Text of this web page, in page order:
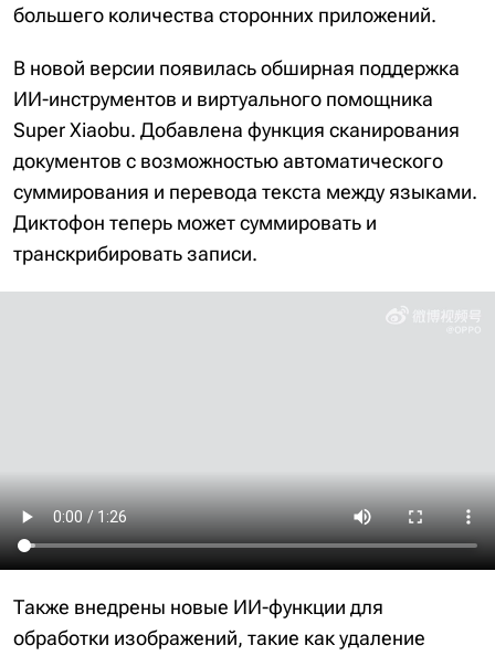
большего количества сторонних приложений.
В новой версии появилась обширная поддержка
ИИ-инструментов и виртуального помощника
Super Xiaobu. Добавлена функция сканирования
документов с возможностью автоматического
суммирования и перевода текста между языками.
Диктофон теперь может суммировать и
транскрибировать записи.
Также внедрены новые ИИ-функции для
обработки изображений, такие как удаление